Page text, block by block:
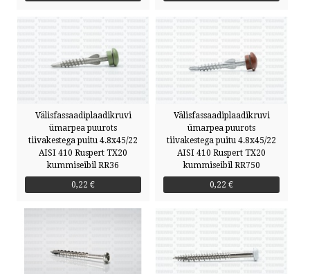
Välisfassaadiplaadikruvi
ümarpea puurots
tiivakestega puitu 4.8x45/22
AISI 410 Ruspert TX20
kummiseibil RR36
0,22 €
Välisfassaadiplaadikruvi
ümarpea puurots
tiivakestega puitu 4.8x45/22
AISI 410 Ruspert TX20
kummiseibil RR750
0,22 €